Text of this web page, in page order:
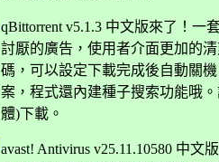
qBittorrent v5.1.3 中文版來了！一
討厭的廣告，使用者介面更加的
碼，可以設定下載完成後自動關
案，程式還內建種子搜索功能哦
體)下載。
avast! Antivirus v25.11.10580 中